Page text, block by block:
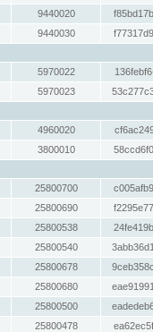
9440020
9440030
5970022
5970023
4960020
3800010
25800700
25800690
25800538
25800540
25800678
25800680
25800500
25800478